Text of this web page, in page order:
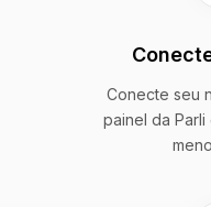
Conecte seu
painel da